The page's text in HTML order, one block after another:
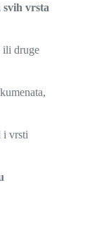
vrsta
ili druge
i vrsti